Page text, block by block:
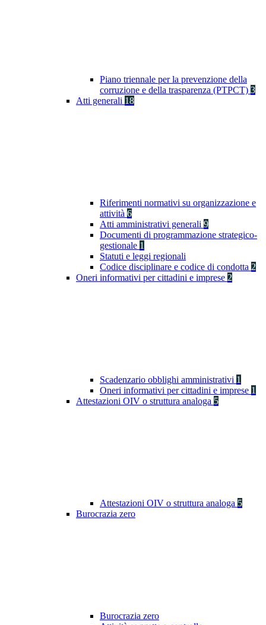
Piano triennale per la prevenzione della
corruzione e della trasparenza (PTPCT) 3
Atti generali 18
Riferimenti normativi su organizzazione e
attività 6
Atti amministrativi generali 9
Documenti di programmazione strategico-
gestionale 1
Statuti e leggi regionali
Codice disciplinare e codice di condotta 2
Oneri informativi per cittadini e imprese 2
Scadenzario obblighi amministrativi 1
Oneri informativi per cittadini e imprese 1
Attestazioni OIV o struttura analoga 5
Attestazioni OIV o struttura analoga 5
Burocrazia zero
Burocrazia zero